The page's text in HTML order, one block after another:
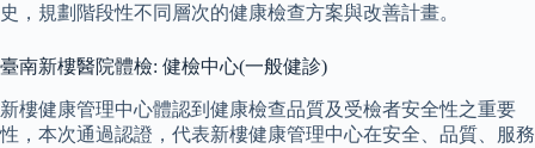
史，規劃階段性不同層次的健康檢查方案與改善計畫。
臺南新樓醫院體檢: 健檢中心(一般健診)
新樓健康管理中心體認到健康檢查品質及受檢者安全性之重要
性，本次通過認證，代表新樓健康管理中心在安全、品質、服務